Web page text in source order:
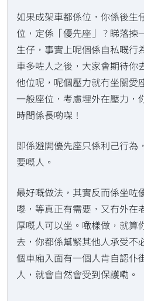
如果成架車都係位，你係後生
位，定係「優先座」？睇落揀
生仔，事實上呢個係自私嘅行
車多咗人之後，大家會期待你
他位呢，呢個壓力就冇坐關愛
一般座位，考慮埋外在壓力，
時間係長啲㗎！
即係避開優先座只係利己行為
要嘅人。
最好嘅做法，其實反而係坐咗
嚟，等真正有需要，又冇外在
厚嘅人可以坐。噉樣做，就算
去，你都係幫緊其他人承受不
個車廂入面有一個人肯自認仆
人，就會自然會受到保護嘞。